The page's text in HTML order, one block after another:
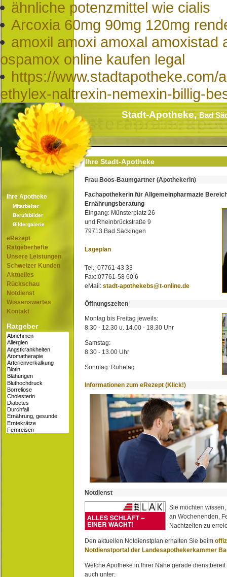
ähnliche potenzmittel wie cialis
Arcoxia 60mg 90mg 120mg
amoxil amoxi amoxal
ospamox online kaufen legal
https://
ethylex-naltrexin-nemexin-billig-
Stadt-Apotheke,Bad
Ihre Apotheke
Mitarbeiter
Berufsbilder
Bildergalerie
eRezept
Ratgeberhefte
Unsere Leistungen
Schweizer Kunden
Aktuelles
Rückschau
Notdienst
Wissenswertes
Kontakt
Ratgeber
Ihre Stadt-Apotheke
Frau Boos-Baumgartner (Apothekerin)
Fachapothekerin für Allgemeinpharmazie
Ernährungsberatung
Eingang: Münsterplatz 26
und Rheinbrückstraße 9
79713 Bad Säckingen
Lageplan
Tel.: 07761-43 33
Fax: 07761-58 60 6
eMail: stadt-apothekebs@t-online.de
Öffnungszeiten
Montag bis Freitag jeweils:
8.30 - 12.30 u. 14.00 - 18.30 Uhr
Samstag:
8.30 - 13.00 Uhr
Sonntag: Ruhetag
Informationen zum eRezept (Klick!)
Notdienst
Sie möchten
an Wochenenden,
Nachtzeiten zu
Den aktuellen Notdienstplan erhalten Sie beim
Notdienstportal der Landesapothekerkammer
Welche Apotheke in Ihrer Nähe gerade
auch unter: